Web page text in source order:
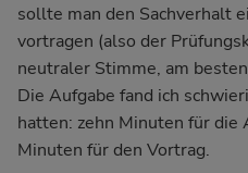
sollte man den Sachverhalt
vortragen (also der
neutraler Stimme, am
Die Aufgabe fand ich
hatten: zehn Minuten für die
Minuten für den Vortrag.